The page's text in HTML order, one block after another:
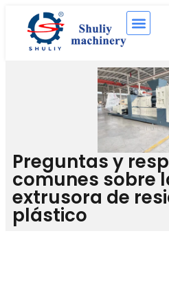
Preguntas y
comunes sobre
extrusora de
plástico